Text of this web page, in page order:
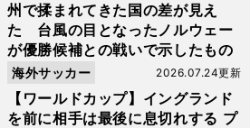
州で揉まれてきた国の差が見え
た 台風の目となったノルウェー
が優勝候補との戦いで示したもの
【ワールドカップ】イングランド
を前に相手は最後に息切れする プ
2026.07.24更新
海外サッカー